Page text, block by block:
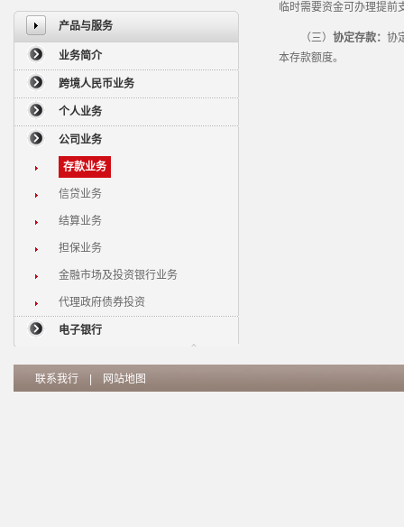
产品与服务
业务简介
跨境人民币业务
个人业务
公司业务
存款业务
信贷业务
结算业务
担保业务
金融市场及投资银行业务
代理政府债券投资
电子银行
临时需要资金可办理提前
（三） 协定存款： 协
本存款额度。
联系我行 网站地图